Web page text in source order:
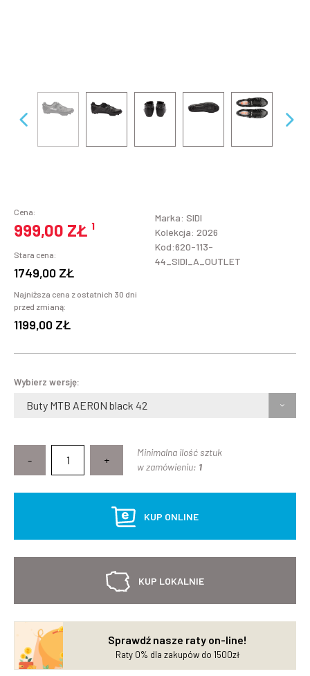
Cena:
999,00 ZŁ ¹
Stara cena:
1749,00 ZŁ
Najniższa cena z ostatnich 30 dni
przed zmianą:
1199,00 ZŁ
Marka: SIDI
Kolekcja: 2026
Kod:620-113-
44_SIDI_A_OUTLET
Wybierz wersję:
Buty MTB AERON black 42
- +
Minimalna ilość sztuk
w zamówieniu: 1
KUP ONLINE
KUP LOKALNIE
Sprawdź nasze raty on-line!
Raty 0% dla zakupów do 1500zł